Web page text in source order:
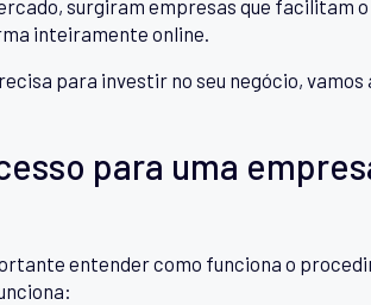
surgiram empresas que facilitam
inteiramente online.
para investir no seu negócio,
para uma
entender como funciona o